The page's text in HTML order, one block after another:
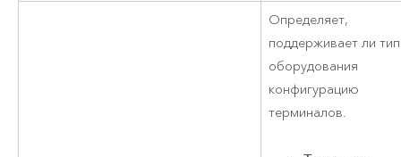
Определяет,
поддерживает ли тип
оборудования
конфигурацию
терминалов.